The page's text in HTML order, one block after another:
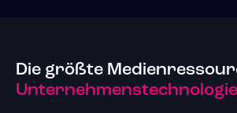
Die größte